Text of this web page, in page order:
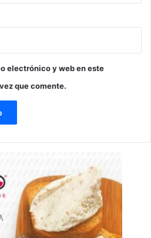
electrónico y web en este
que comente.